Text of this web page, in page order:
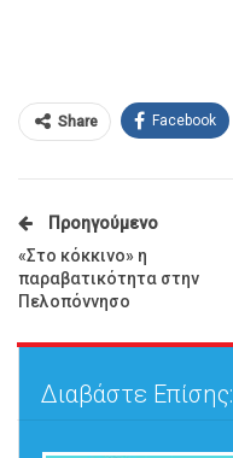
Share Facebook
Προηγούμενο
«Στο κόκκινο» η
παραβατικότητα στην
Πελοπόννησο
Διαβάστε Επίσης: